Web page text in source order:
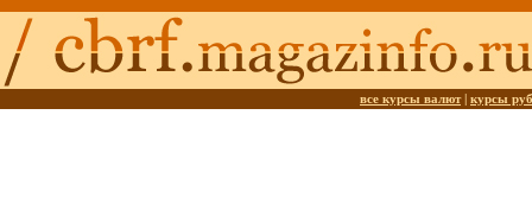
все курсы валют| курсы